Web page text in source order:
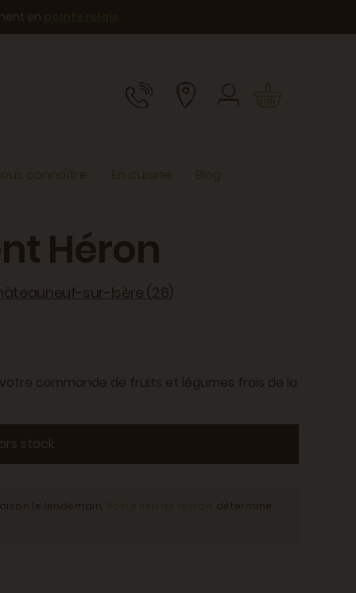
en .
connaître En cuisine Blog
Héron
sur-Isère (26)
commande de fruits et légumes frais de la
stock